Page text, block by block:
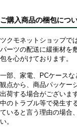
ご購入商品の梱包につ
ツクモネットショップで
パーツの配送に緩衝材を
包を心がけております。
一部、家電、PCケース
観点から、商品パッケー
出荷する場合がございま
中のトラブル等で発生す
ていると言う理由の場合
い。